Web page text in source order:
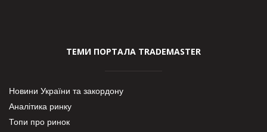
ТЕМИ ПОРТАЛА TRADEMASTER
Новини України та закордону
Аналітика ринку
Топи про ринок